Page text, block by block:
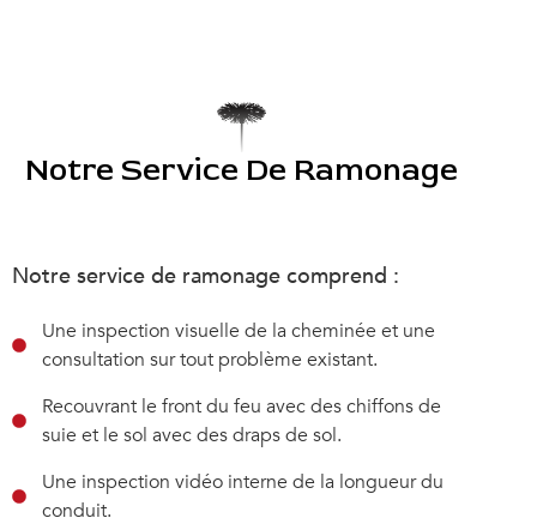
Notre Service De Ramonage
Notre service de ramonage comprend :
Une inspection visuelle de la cheminée et une
consultation sur tout problème existant.
Recouvrant le front du feu avec des chiffons de
suie et le sol avec des draps de sol.
Une inspection vidéo interne de la longueur du
conduit.